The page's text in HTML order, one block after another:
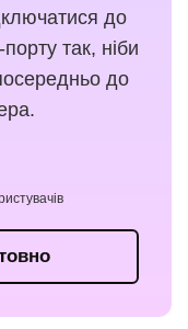
до
так, ніби
до